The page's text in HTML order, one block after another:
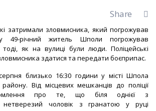
Share
затримали зловмисника, який погрожував
49-річний житель Шполи погрожував
тоді, як на вулиці були люди. Поліцейські
здатися та передати боєприпас.
близько 16:30 години у місті Шпола
Від місцевих мешканців до поліції
про те, що біля однієї з
нетверезий чоловік з гранатою у руці